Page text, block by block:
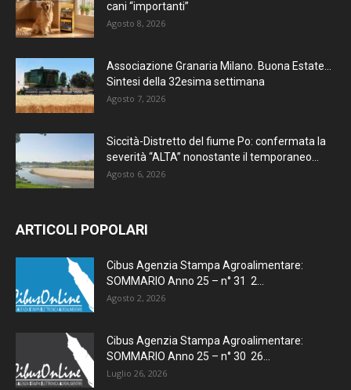
cani “importanti”
Agosto 8, 2026
Associazione Granaria Milano. Buona Estate…
Sintesi della 32esima settimana
Agosto 7, 2026
Siccità-Distretto del fiume Po: confermata la
severità “ALTA” nonostante il temporaneo...
Agosto 6, 2026
ARTICOLI POPOLARI
Cibus Agenzia Stampa Agroalimentare:
SOMMARIO Anno 25 – n° 31 2...
Agosto 2, 2026
Cibus Agenzia Stampa Agroalimentare:
SOMMARIO Anno 25 – n° 30 26...
Luglio 26, 2026